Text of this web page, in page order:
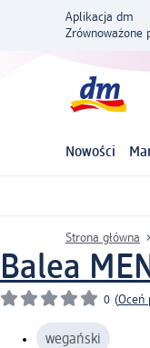
Aplikacja dm
Zrównoważone
Nowości
Strona główna
Balea
0 (Oceń
wegański